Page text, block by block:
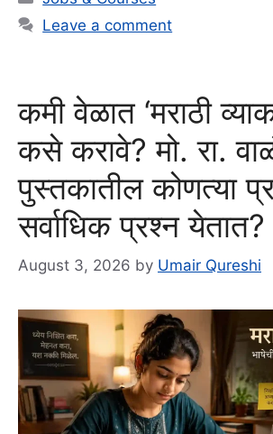
Leave a comment
कमी वेळात ‘मराठी
कसे करावे? मो. रा.
पुस्तकातील कोणत्या
सर्वाधिक प्रश्न येतात?
August 3, 2026 by Umair Qureshi